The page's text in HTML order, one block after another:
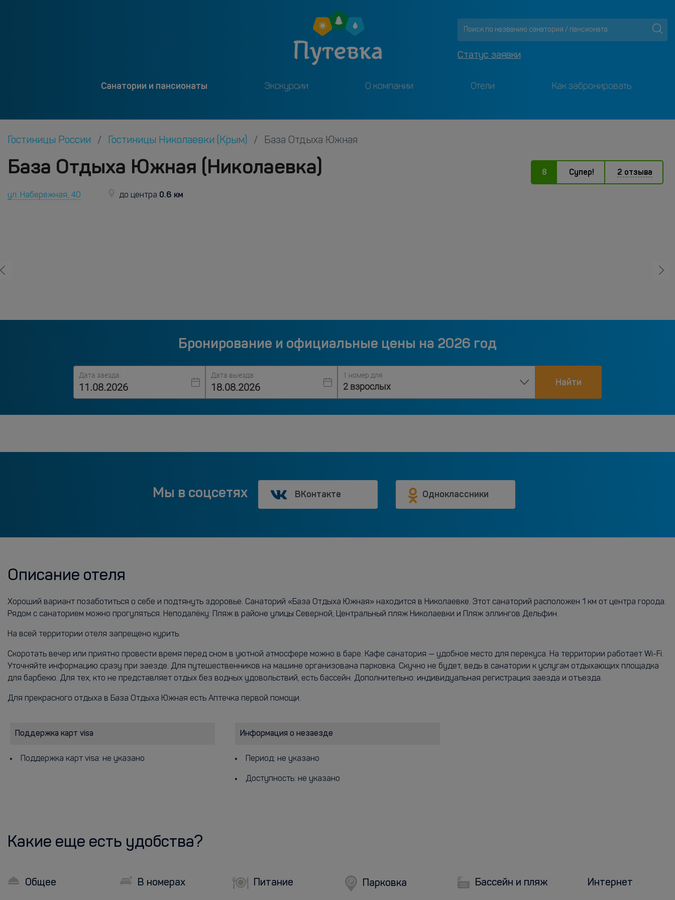
Статус заявки
Санатории и пансионаты Экскурсии О компании Отели Как забронировать
Гостиницы России Гостиницы Николаевки (Крым) База Отдыха Южная
База Отдыха Южная (Николаевка)
ул. Набережная, 40 до центра 0.6 км
8 Супер! 2 отзыва
Бронирование и официальные цены на 2026 год
Дата заезда: Дата выезда: 1 номер для
2 взрослых Найти
Мы в соцсетях ВКонтакте Одноклассники
Описание отеля
Хороший вариант позаботиться о себе и подтянуть здоровье. Санаторий «База Отдыха Южная» находится в Николаевке. Этот санаторий расположен 1 км от центра города.
Рядом с санаторием можно прогуляться. Неподалёку: Пляж в районе улицы Северной, Центральный пляж Николаевки и Пляж эллингов Дельфин.
На всей территории отеля запрещено курить.
Скоротать вечер или приятно провести время перед сном в уютной атмосфере можно в баре. Кафе санатория — удобное место для перекуса. На территории работает Wi-Fi.
Уточняйте информацию сразу при заезде. Для путешественников на машине организована парковка. Скучно не будет, ведь в санатории к услугам отдыхающих площадка
для барбекю. Для тех, кто не представляет отдых без водных удовольствий, есть бассейн. Дополнительно: индивидуальная регистрация заезда и отъезда.
Для прекрасного отдыха в База Отдыха Южная есть Аптечка первой помощи.
Поддержка карт visa
Поддержка карт visa: не указано
Информация о незаезде
Период: не указано
Доступность: не указано
Какие еще есть удобства?
Общее В номерах Питание Парковка Бассейн и пляж Интернет